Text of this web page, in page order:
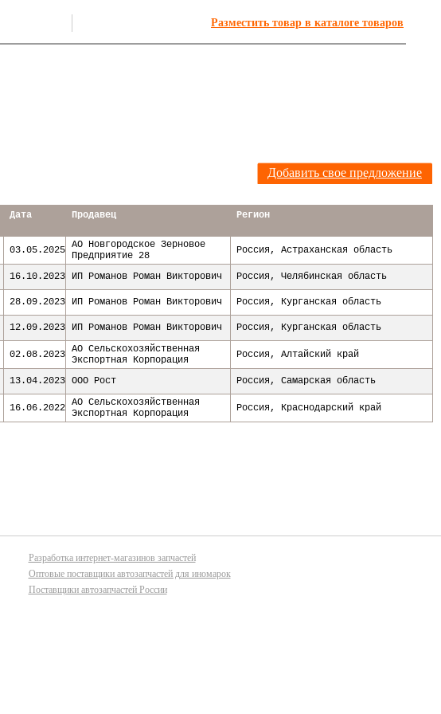
Разместить товар в каталоге товаров
Добавить свое предложение
Дата Продавец Регион
03.05.2025 АО Новгородское Зерновое
Предприятие 28
Россия, Астраханская область
16.10.2023 ИП Романов Роман Викторович Россия, Челябинская область
28.09.2023 ИП Романов Роман Викторович Россия, Курганская область
12.09.2023 ИП Романов Роман Викторович Россия, Курганская область
02.08.2023 АО Сельскохозяйственная
Экспортная Корпорация
Россия, Алтайский край
13.04.2023 ООО Рост Россия, Самарская область
16.06.2022 АО Сельскохозяйственная
Экспортная Корпорация
Россия, Краснодарский край
Разработка интернет-магазинов запчастей
Оптовые поставщики автозапчастей для иномарок
Поставщики автозапчастей России